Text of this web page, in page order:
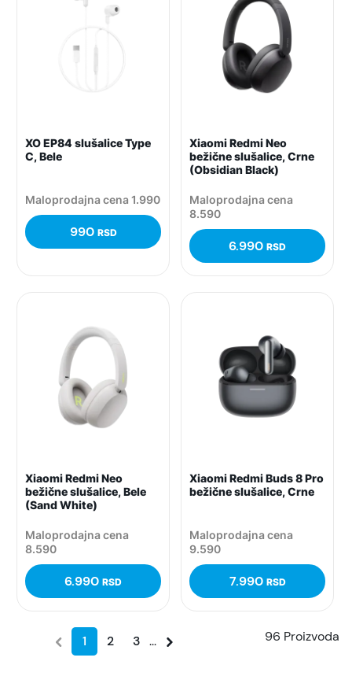
XO EP84 slušalice Type
C, Bele
Maloprodajna cena 1.990
990 RSD
Xiaomi Redmi Neo
bežične slušalice, Crne
(Obsidian Black)
Maloprodajna cena
8.590
6.990 RSD
Xiaomi Redmi Neo
bežične slušalice, Bele
(Sand White)
Maloprodajna cena
8.590
6.990 RSD
Xiaomi Redmi Buds 8 Pro
bežične slušalice, Crne
Maloprodajna cena
9.590
7.990 RSD
1 2 3 ... 96 Proizvoda